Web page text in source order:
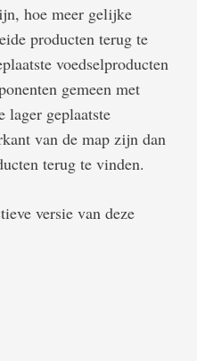
hoe meer gelijke
producten terug te
voedselproducten
gemeen met
lager geplaatste
van de map zijn dan
terug te vinden.
versie van deze